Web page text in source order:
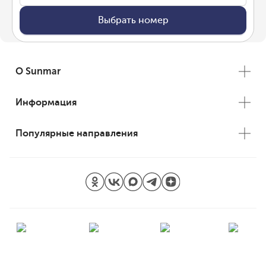
Выбрать номер
О Sunmar
Информация
Популярные направления